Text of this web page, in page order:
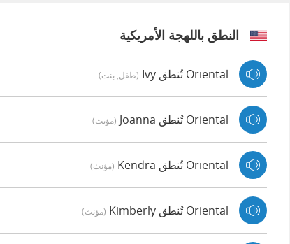
النطق باللهجة الأمريكية
Oriental تُنطق Ivy (طفل, بنت)
Oriental تُنطق Joanna (مؤنث)
Oriental تُنطق Kendra (مؤنث)
Oriental تُنطق Kimberly (مؤنث)